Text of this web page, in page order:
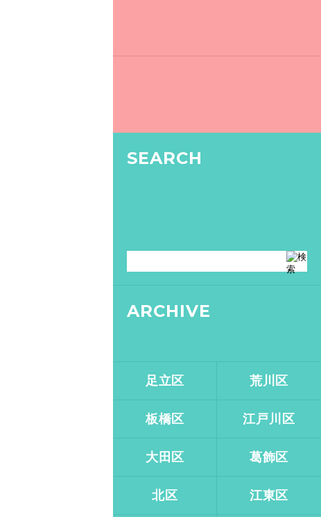
SEARCH
ARCHIVE
足立区 荒川区
板橋区 江戸川区
大田区 葛飾区
北区 江東区